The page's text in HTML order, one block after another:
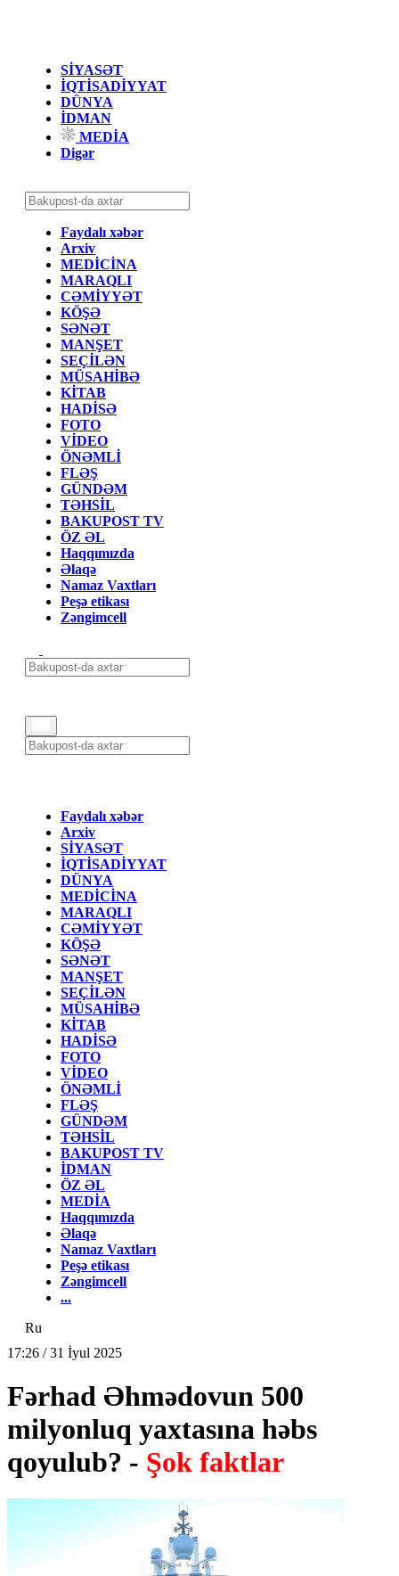
SİYASƏT
İQTİSADİYYAT
DÜNYA
İDMAN
MEDİA
Digər
Faydalı xəbər
Arxiv
MEDİCİNA
MARAQLI
CƏMİYYƏT
KÖŞƏ
SƏNƏT
MANŞET
SEÇİLƏN
MÜSAHİBƏ
KİTAB
HADİSƏ
FOTO
VİDEO
ÖNƏMLİ
FLƏŞ
GÜNDƏM
TƏHSİL
BAKUPOST TV
ÖZ ƏL
Haqqımızda
Əlaqə
Namaz Vaxtları
Peşə etikası
Zəngimcell
Faydalı xəbər
Arxiv
SİYASƏT
İQTİSADİYYAT
DÜNYA
MEDİCİNA
MARAQLI
CƏMİYYƏT
KÖŞƏ
SƏNƏT
MANŞET
SEÇİLƏN
MÜSAHİBƏ
KİTAB
HADİSƏ
FOTO
VİDEO
ÖNƏMLİ
FLƏŞ
GÜNDƏM
TƏHSİL
BAKUPOST TV
İDMAN
ÖZ ƏL
MEDİA
Haqqımızda
Əlaqə
Namaz Vaxtları
Peşə etikası
Zəngimcell
...
Ru
17:26 / 31 İyul 2025
Fərhad Əhmədovun 500
milyonluq yaxtasına həbs
qoyulub? - Şok faktlar